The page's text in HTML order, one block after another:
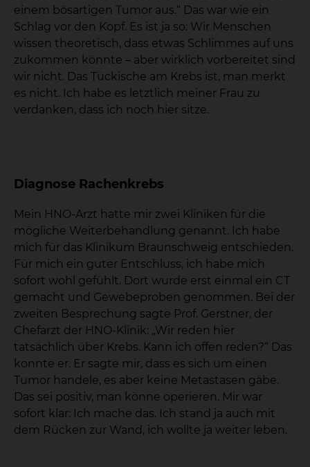
einem bösartigen Tumor aus.“ Das war wie ein
Schlag vor den Kopf. Es ist ja so: Wir Menschen
wissen theoretisch, dass etwas Schlimmes auf uns
zukommen könnte – aber wirklich vorbereitet sind
wir nicht. Das Tückische am Krebs ist, man merkt
es nicht. Ich habe es letztlich meiner Frau zu
verdanken, dass ich noch hier sitze.
Diagnose Rachenkrebs
Mein HNO-Arzt hatte mir zwei Kliniken für die
mögliche Weiterbehandlung genannt. Ich habe
mich für das Klinikum Braunschweig entschieden.
Für mich ein guter Entschluss, ich habe mich
sofort wohl gefühlt. Dort wurde erst einmal ein CT
gemacht und Gewebeproben genommen. Bei der
zweiten Besprechung sagte Prof. Gerstner, der
Chefarzt der HNO-Klinik: „Wir reden hier
tatsächlich über Krebs. Kann ich offen reden?“ Das
konnte er. Er sagte mir, dass es sich um einen
Tumor handele, es aber keine Metastasen gäbe.
Das sei positiv, man könne operieren. Mir war
sofort klar: Ich mache das. Ich stand ja auch mit
dem Rücken zur Wand, ich wollte ja weiter leben.